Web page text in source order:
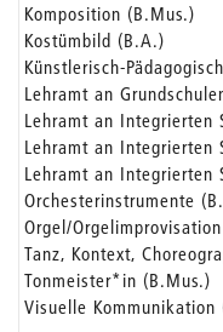
Komposition (B.Mus.)
Kostümbild (B.A.)
Künstlerisch-
Lehramt an
Lehramt an Integrierten
Lehramt an Integrierten
Lehramt an Integrierten
Orchesterinstrumente
Orgel/
Tanz, Kontext,
Tonmeister*in (B.Mus.)
Visuelle Kommunikation